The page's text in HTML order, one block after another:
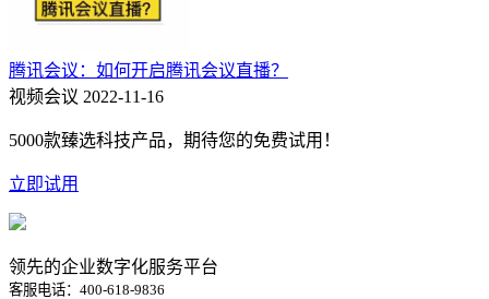
腾讯会议：如何开启腾讯会议直播？
视频会议 2022-11-16
5000款臻选科技产品，期待您的免费试用！
立即试用
领先的企业数字化服务平台
客服电话：400-618-9836